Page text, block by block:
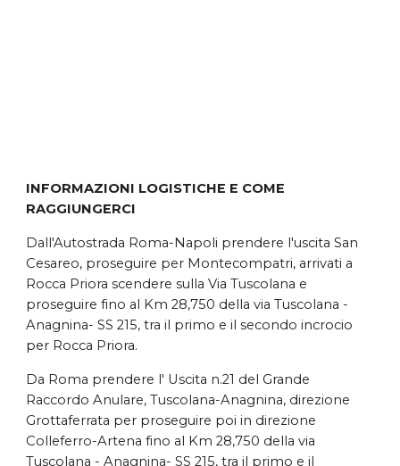
INFORMAZIONI LOGISTICHE E COME
RAGGIUNGERCI
Dall'Autostrada Roma-Napoli prendere l'uscita San
Cesareo, proseguire per Montecompatri, arrivati a
Rocca Priora scendere sulla Via Tuscolana e
proseguire fino al Km 28,750 della via Tuscolana -
Anagnina- SS 215, tra il primo e il secondo incrocio
per Rocca Priora.
Da Roma prendere l' Uscita n.21 del Grande
Raccordo Anulare, Tuscolana-Anagnina, direzione
Grottaferrata per proseguire poi in direzione
Colleferro-Artena fino al Km 28,750 della via
Tuscolana - Anagnina- SS 215, tra il primo e il